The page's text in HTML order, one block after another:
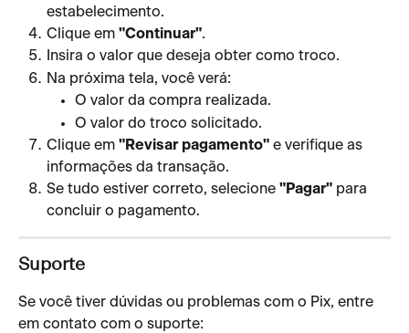
estabelecimento.
Clique em "Continuar".
Insira o valor que deseja obter como troco.
Na próxima tela, você verá:
O valor da compra realizada.
O valor do troco solicitado.
Clique em "Revisar pagamento" e verifique as
informações da transação.
Se tudo estiver correto, selecione "Pagar" para
concluir o pagamento.
Suporte
Se você tiver dúvidas ou problemas com o Pix, entre
em contato com o suporte: